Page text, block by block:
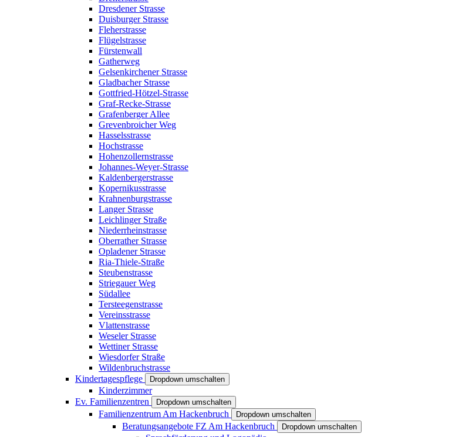
Dresdener Strasse
Duisburger Strasse
Fleherstrasse
Flügelstrasse
Fürstenwall
Gatherweg
Gelsenkirchener Strasse
Gladbacher Strasse
Gottfried-Hötzel-Strasse
Graf-Recke-Strasse
Grafenberger Allee
Grevenbroicher Weg
Hasselsstrasse
Hochstrasse
Hohenzollernstrasse
Johannes-Weyer-Strasse
Kaldenbergerstrasse
Kopernikusstrasse
Krahnenburgstrasse
Langer Strasse
Leichlinger Straße
Niederrheinstrasse
Oberrather Strasse
Opladener Strasse
Ria-Thiele-Straße
Steubenstrasse
Striegauer Weg
Südallee
Tersteegenstrasse
Vereinsstrasse
Vlattenstrasse
Weseler Strasse
Wettiner Strasse
Wiesdorfer Straße
Wildenbruchstrasse
Kindertagespflege
Dropdown umschalten
Kinderzimmer
Ev. Familienzentren
Dropdown umschalten
Familienzentrum Am Hackenbruch Dropdown umschalten
Beratungsangebote FZ Am Hackenbruch Dropdown umschalten